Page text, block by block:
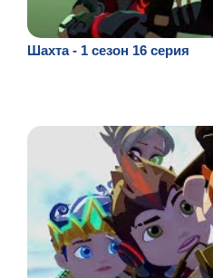
Шахта - 1 сезон 16 серия